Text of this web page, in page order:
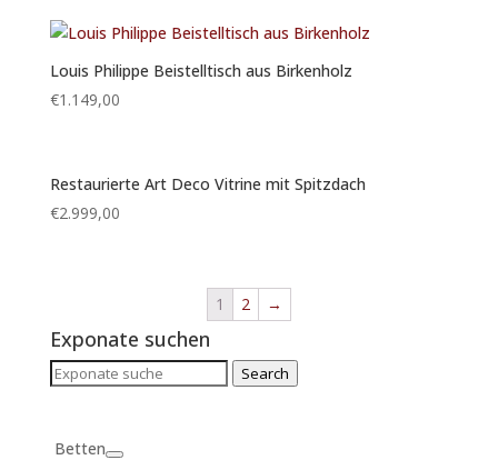
Louis Philippe Beistelltisch aus Birkenholz
€1.149,00
Restaurierte Art Deco Vitrine mit Spitzdach
€2.999,00
1 2 →
Exponate suchen
Search
Search
Betten